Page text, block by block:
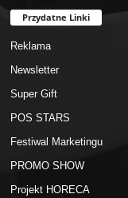
Przydatne Linki
Reklama
Newsletter
Super Gift
POS STARS
Festiwal Marketingu
PROMO SHOW
Projekt HORECA